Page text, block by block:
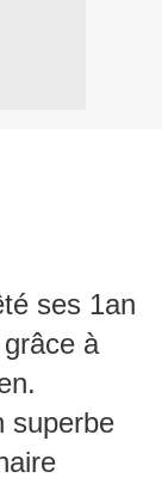
ses 1an
à
superbe